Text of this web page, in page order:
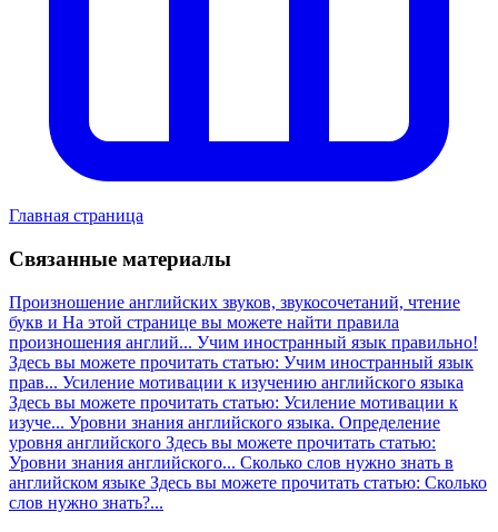
Главная страница
Связанные материалы
Произношение английских звуков, звукосочетаний, чтение
букв и На этой странице вы можете найти правила
произношения англий... Учим иностранный язык правильно!
Здесь вы можете прочитать статью: Учим иностранный язык
прав... Усиление мотивации к изучению английского языка
Здесь вы можете прочитать статью: Усиление мотивации к
изуче... Уровни знания английского языка. Определение
уровня английского Здесь вы можете прочитать статью:
Уровни знания английского... Сколько слов нужно знать в
английском языке Здесь вы можете прочитать статью: Сколько
слов нужно знать?...